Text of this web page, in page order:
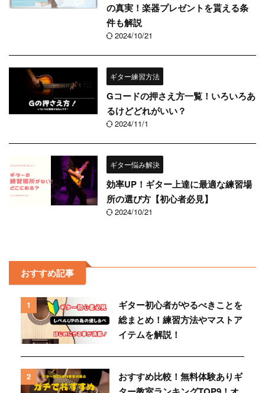
の真実！楽器プレゼントを貰える条
件も解説
2024/10/21
ギター練習方法
Gコードの押さえ方一覧！いろいろあ
るけどどれがいい？
2024/11/1
ギター悩み解決
効率UP！ギター上達に最適な練習場
所の選び方【初心者必見】
2024/10/21
おすすめ記事
1
ギター初心者がやるべきことを
総まとめ！練習方法やマストア
イテムを解説！
2
おすすめ比較！無料体験ありギ